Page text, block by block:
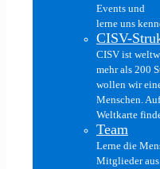
Events und
lerne uns
CISV-
CISV ist
mehr als 200
wollen wir
Menschen.
Weltkarte
Team
Lerne die
Mitglieder